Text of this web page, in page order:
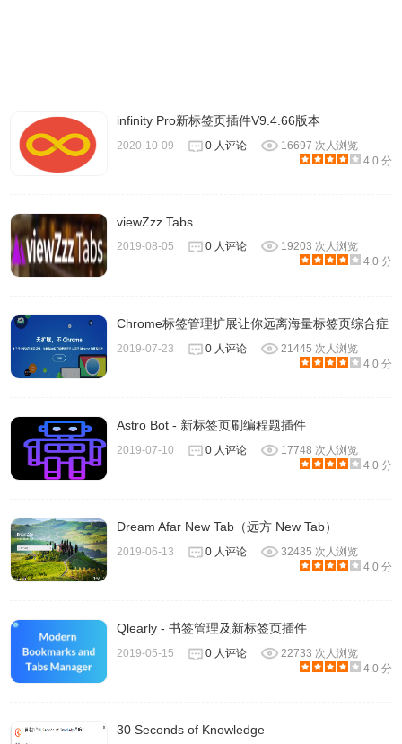
片比豆瓣电影的设计更清爽，不显累赘。
infinity Pro新标签页插件V9.4.66版本
2020-10-09 0 人评论
16697 次人浏览
4.0 分
viewZzz Tabs
2019-08-05 0 人评论
19203 次人浏览
4.0 分
Chrome标签管理扩展让你远离海量标签页综合症
2019-07-23 0 人评论
21445 次人浏览
4.0 分
Astro Bot - 新标签页刷编程题插件
2019-07-10 0 人评论
17748 次人浏览
4.0 分
Dream Afar New Tab（远方 New Tab）
2019-06-13 0 人评论
32435 次人浏览
4.0 分
Qlearly - 书签管理及新标签页插件
2019-05-15 0 人评论
22733 次人浏览
4.0 分
30 Seconds of Knowledge